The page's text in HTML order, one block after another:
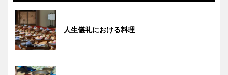
人生儀礼における料理